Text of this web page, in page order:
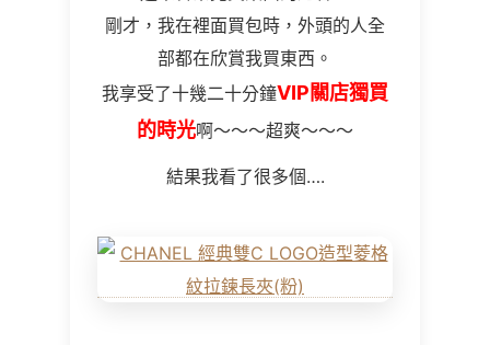
剛才，我在裡面買包時，外頭的人全
部都在欣賞我買東西。
我享受了十幾二十分鐘VIP關店獨買
的時光啊～～～超爽～～～
結果我看了很多個….